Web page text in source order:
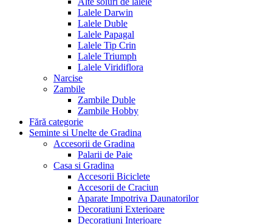
Lalele Darwin
Lalele Duble
Lalele Papagal
Lalele Tip Crin
Lalele Triumph
Lalele Viridiflora
Narcise
Zambile
Zambile Duble
Zambile Hobby
Fără categorie
Seminte si Unelte de Gradina
Accesorii de Gradina
Palarii de Paie
Casa si Gradina
Accesorii Biciclete
Accesorii de Craciun
Aparate Impotriva Daunatorilor
Decoratiuni Exterioare
Decoratiuni Interioare